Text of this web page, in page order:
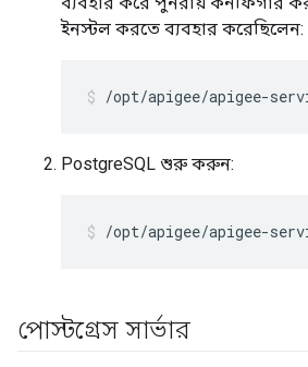
ইনস্টল করতে ব্যবহার করেছিলেন:
/opt/apigee/apigee-
PostgreSQL শুরু করুন:
/opt/apigee/apigee-
পোস্টগ্রেস সার্ভার